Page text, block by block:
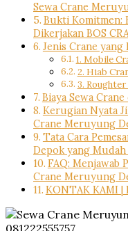
Sewa Crane
Bukti Komitmen:
Dikerjakan BOS
Jenis Crane yang
1. Mobile
2. Hiab
3.
Biaya Sewa
Kerugian Nyata
Crane Meruyung
Tata Cara
Depok yang
FAQ: Menjawab
Crane Meruyung
KONTAK KAMI |